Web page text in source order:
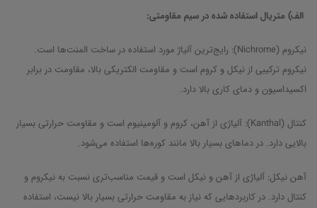
الف) متریال استفاده شده در سیم مقاومتی:
نیکروم (Nichrome): رایج‌ترین آلیاژ مورد استفاده در ساخت المنت‌ها است.
نیکروم ترکیبی از نیکل و کروم است و مقاومت الکتریکی بالا، مقاومت در برابر
اکسیداسیون و دمای کاری بالا دارد.
کنتال (Kanthal): آلیاژی از آهن، کروم و آلومینیوم است و مقاومت حرارتی بسیار
بالایی دارد. در دماهای بسیار بالا مانند کوره‌ها استفاده می‌شود.
آهن نیکل: آلیاژی از آهن و نیکل است و قیمت مناسب‌تری نسبت به نیکروم و
کنتال دارد. در کاربردهایی که نیاز به مقاومت حرارتی بسیار بالا نیست، استفاده